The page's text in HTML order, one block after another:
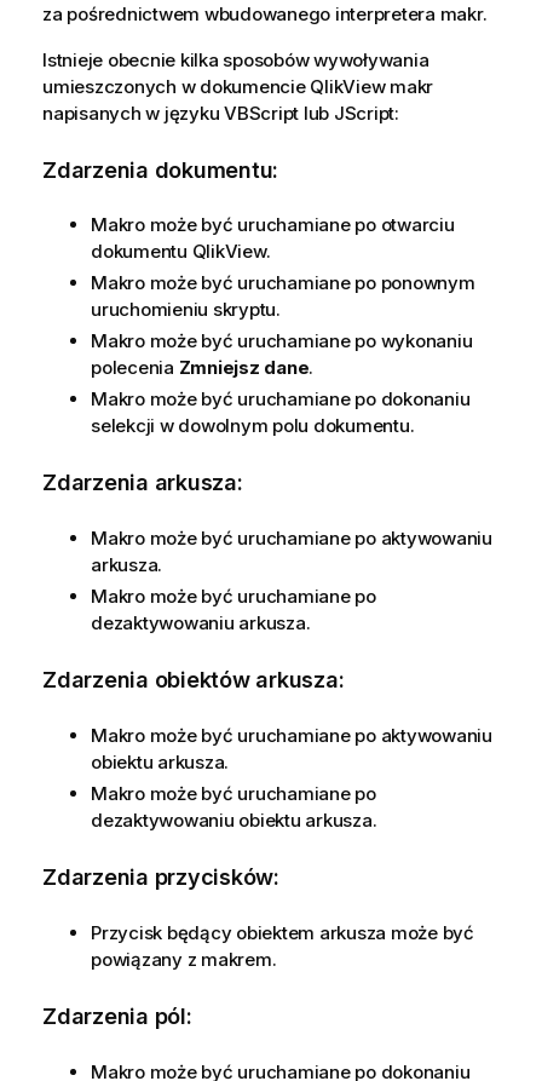
za pośrednictwem wbudowanego interpretera makr.
Istnieje obecnie kilka sposobów wywoływania
umieszczonych w dokumencie QlikView makr
napisanych w języku VBScript lub JScript:
Zdarzenia dokumentu:
Makro może być uruchamiane po otwarciu
dokumentu QlikView.
Makro może być uruchamiane po ponownym
uruchomieniu skryptu.
Makro może być uruchamiane po wykonaniu
polecenia Zmniejsz dane.
Makro może być uruchamiane po dokonaniu
selekcji w dowolnym polu dokumentu.
Zdarzenia arkusza:
Makro może być uruchamiane po aktywowaniu
arkusza.
Makro może być uruchamiane po
dezaktywowaniu arkusza.
Zdarzenia obiektów arkusza:
Makro może być uruchamiane po aktywowaniu
obiektu arkusza.
Makro może być uruchamiane po
dezaktywowaniu obiektu arkusza.
Zdarzenia przycisków:
Przycisk będący obiektem arkusza może być
powiązany z makrem.
Zdarzenia pól:
Makro może być uruchamiane po dokonaniu